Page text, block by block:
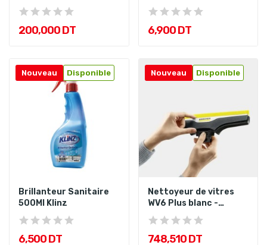
200,000 DT 6,900 DT
Nouveau Disponible
Brillanteur Sanitaire
500Ml Klinz
6,500 DT
Nouveau Disponible
Nettoyeur de vitres
WV6 Plus blanc -
KARCHER
748,510 DT